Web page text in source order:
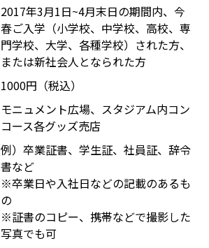
2017年3月1日~4月末日の期間内、今
春ご入学（小学校、中学校、高校、専
門学校、大学、各種学校）された方、
または新社会人となられた方
1000円（税込）
モニュメント広場、スタジアム内コン
コース各グッズ売店
例）卒業証書、学生証、社員証、辞令
書など
※卒業日や入社日などの記載のあるも
の
※証書のコピー、携帯などで撮影した
写真でも可